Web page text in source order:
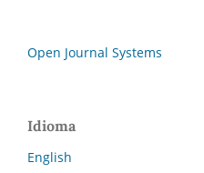
Open Journal Systems
Idioma
English